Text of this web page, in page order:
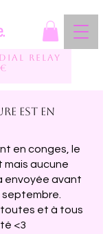
relay
est en
en conges, le
aucune
envoyée avant
et à tous
<3